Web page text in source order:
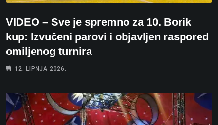
VIDEO – Sve je spremno za 10. Borik
kup: Izvučeni parovi i objavljen raspored
omiljenog turnira
12. LIPNJA 2026.